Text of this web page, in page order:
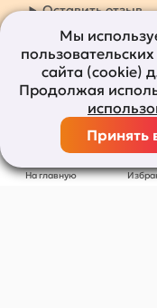
На главную
Оставить отзыв
8 800
Наши
сети
Все права защищены
Мы
сайта (cookie)
Продолжая
Принять